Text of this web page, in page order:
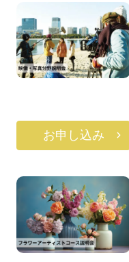
お申し込み